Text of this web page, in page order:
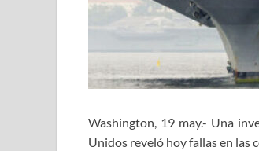
Washington, 19 may.- Una
Unidos reveló hoy fallas en las